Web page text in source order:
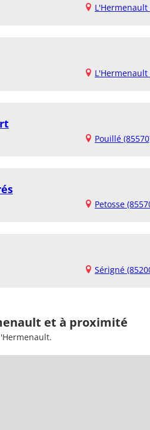
L'Hermenault
L'Hermenault
Pouillé
Petosse
Sérigné
et à proximité